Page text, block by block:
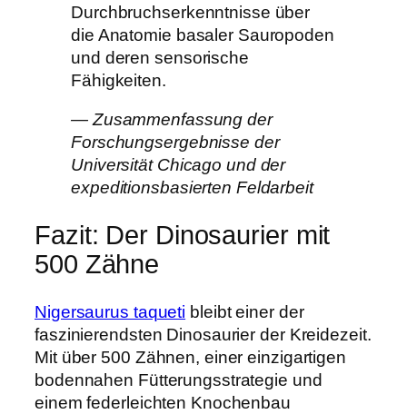
Durchbruchserkenntnisse über
die Anatomie basaler Sauropoden
und deren sensorische
Fähigkeiten.
— Zusammenfassung der
Forschungsergebnisse der
Universität Chicago und der
expeditionsbasierten Feldarbeit
Fazit: Der Dinosaurier mit
500 Zähne
Nigersaurus taqueti bleibt einer der
faszinierendsten Dinosaurier der Kreidezeit.
Mit über 500 Zähnen, einer einzigartigen
bodennahen Fütterungsstrategie und
einem federleichten Knochenbau